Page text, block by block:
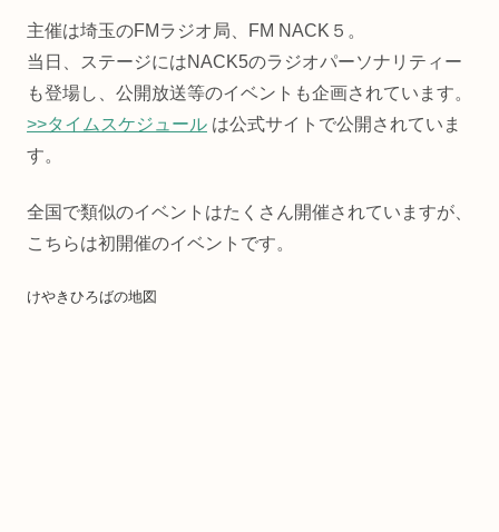
主催は埼玉のFMラジオ局、FM NACK５。
当日、ステージにはNACK5のラジオパーソナリティー
も登場し、公開放送等のイベントも企画されています。
>>タイムスケジュール は公式サイトで公開されていま
す。
全国で類似のイベントはたくさん開催されていますが、
こちらは初開催のイベントです。
けやきひろばの地図